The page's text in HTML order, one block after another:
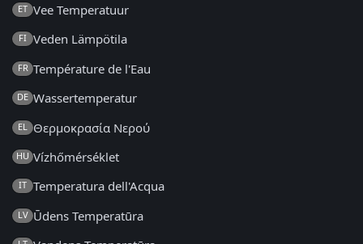
ET Vee Temperatuur
FI Veden Lämpötila
FR Température de l'Eau
DE Wassertemperatur
EL Θερμοκρασία Νερού
HU Vízhőmérséklet
IT Temperatura dell'Acqua
LV Ūdens Temperatūra